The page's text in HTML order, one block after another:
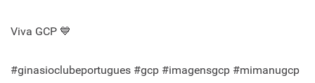
Viva GCP 💙
#ginasioclubeportugues #gcp #imagensgcp #mimanugcp